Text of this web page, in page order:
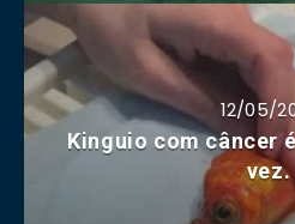
12/05/
Kinguio com câncer
vez.